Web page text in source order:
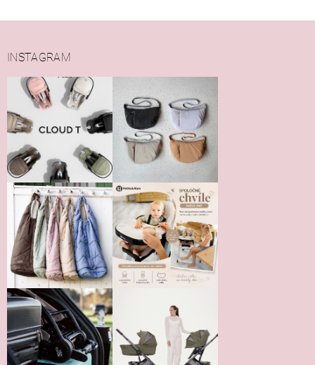
Vložením hodnotenie súhlasíte s
podmienkami ochrany
osobných údajov
INSTAGRAM